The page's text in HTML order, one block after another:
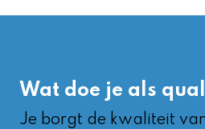
Wat doe je als
Je borgt de kwaliteit